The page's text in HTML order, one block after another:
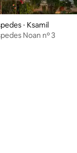
de 5, 5 avaliações
⋅ Ksamil
Noan nº 3